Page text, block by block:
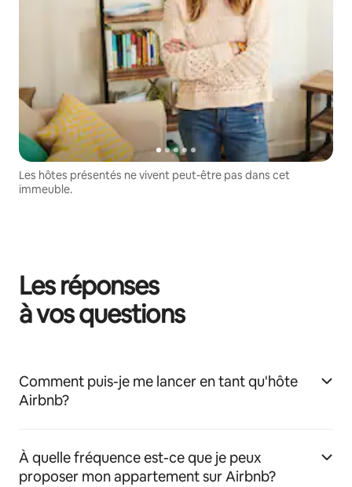
Les hôtes présentés ne vivent peut-être pas dans cet
immeuble.
Les réponses
à vos questions
Comment puis-je me lancer en tant qu'hôte
Airbnb?
À quelle fréquence est-ce que je peux
proposer mon appartement sur Airbnb?